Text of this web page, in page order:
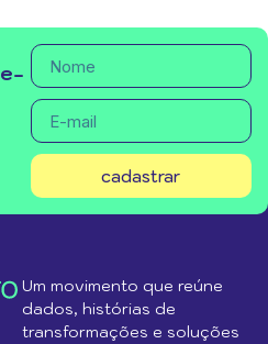
cadastrar
Um movimento que reúne
dados, histórias de
transformações e soluções